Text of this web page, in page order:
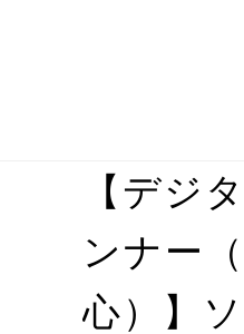
【デジ
ンナー
心）】